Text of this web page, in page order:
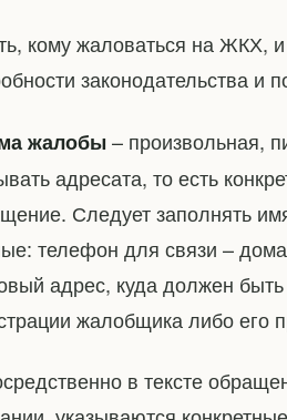
кому жаловаться на ЖКХ,
законодательства
жалобы– произвольная,
адресата, то есть
Следует заполнять
телефон для связи –
адрес, куда должен
жалобщика либо его
в тексте